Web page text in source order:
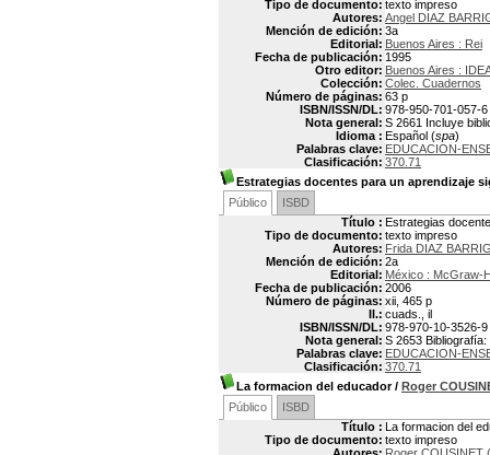
Tipo de documento: texto impreso
Autores: Angel DIAZ
Mención de edición: 3a
Editorial: Buenos Aires : Rei
Fecha de publicación: 1995
Otro editor: Buenos Aires :
Colección: Colec. Cuadernos
Número de páginas: 63 p
ISBN/ISSN/DL: 978-950-701-057-6
Nota general: S 2661 Incluye
Idioma : Español (spa)
Palabras clave: EDUCACION-
Clasificación: 370.71
Estrategias docentes para un aprendizaje
Público
ISBD
Título : Estrategias
Tipo de documento: texto impreso
Autores: Frida DIAZ
Mención de edición: 2a
Editorial: México : McGraw-
Fecha de publicación: 2006
Número de páginas: xii, 465 p
Il.: cuads., il
ISBN/ISSN/DL: 978-970-10-3526-9
Nota general: S 2653
Palabras clave: EDUCACION-
Clasificación: 370.71
La formacion del educador/ Roger
Público
ISBD
Título : La formacion del
Tipo de documento: texto impreso